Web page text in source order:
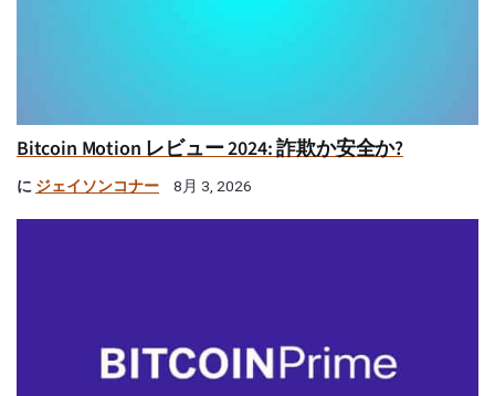
Bitcoin Motion レビュー 2024: 詐欺か安全か?
に ジェイソンコナー 8月 3, 2026